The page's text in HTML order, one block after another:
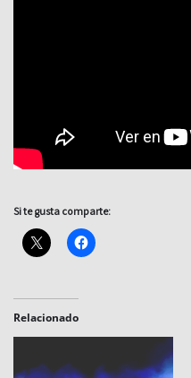
Si te gusta comparte:
Relacionado